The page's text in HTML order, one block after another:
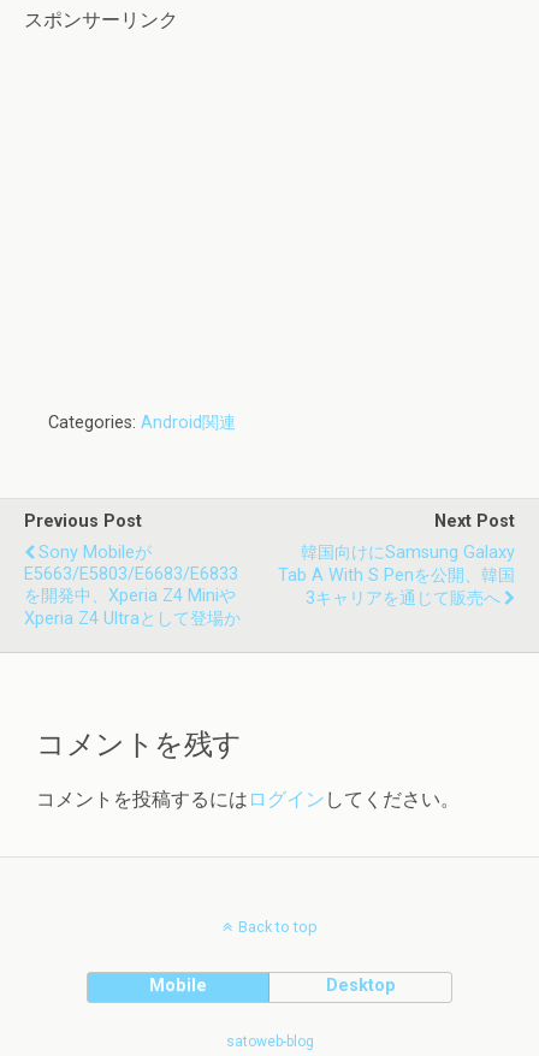
スポンサーリンク
Categories: Android関連
Previous Post
Sony Mobileが
E5663/E5803/E6683/E6833
を開発中、Xperia Z4 Miniや
Xperia Z4 Ultraとして登場か
Next Post
韓国向けにSamsung Galaxy
Tab A With S Penを公開、韓国
3キャリアを通じて販売へ
コメントを残す
コメントを投稿するには ログイン してください。
Back to top
Mobile Desktop
satoweb-blog